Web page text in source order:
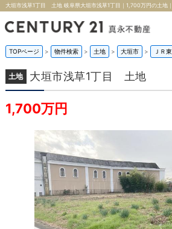
大垣市浅草1丁目 土地 岐阜県大垣市浅草1丁目｜1,700万円の土地
TOPページ > 物件検索 > 土地 > 大垣市 > ＪＲ
土地 大垣市浅草1丁目 土地
1,700万円